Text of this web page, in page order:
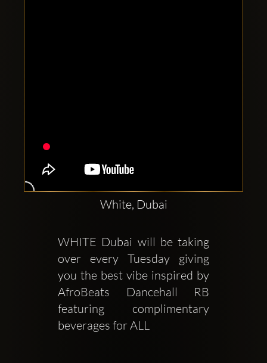
White, Dubai
WHITE Dubai will be taking
over every Tuesday giving
you the best vibe inspired by
AfroBeats Dancehall RB
featuring complimentary
beverages for ALL